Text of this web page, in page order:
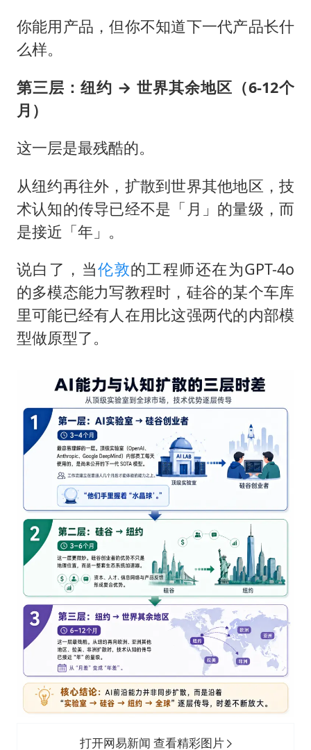
你能用产品，但你不知道下一代产品长什
么样。
第三层：纽约 → 世界其余地区（6-12个
月）
这一层是最残酷的。
从纽约再往外，扩散到世界其他地区，技
术认知的传导已经不是「月」的量级，而
是接近「年」。
说白了，当伦敦的工程师还在为GPT-4o
的多模态能力写教程时，硅谷的某个车库
里可能已经有人在用比这强两代的内部模
型做原型了。
打开网易新闻 查看精彩图片